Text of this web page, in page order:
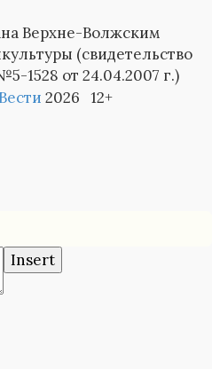
Верхне-Волжским
(свидетельство
1528 от 24.04.2007 г.)
2026 12+
Insert